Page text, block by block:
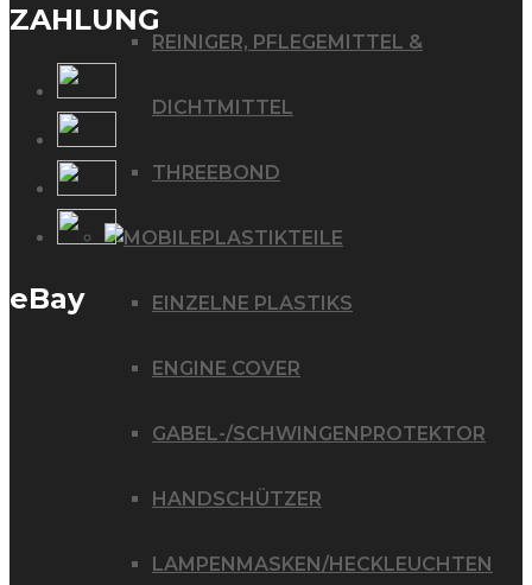
REINIGER, PFLEGEMITTEL &
DICHTMITTEL
THREEBOND
PLASTIKTEILE
EINZELNE PLASTIKS
ENGINE COVER
GABEL-/SCHWINGENPROTEKTOR
HANDSCHÜTZER
LAMPENMASKEN/HECKLEUCHTEN
ZAHLUNG
eBay